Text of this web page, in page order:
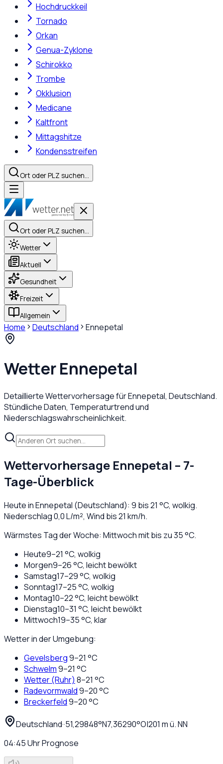
Hochdruckkeil
Tornado
Orkan
Genua-Zyklone
Schirokko
Trombe
Okklusion
Medicane
Kaltfront
Mittagshitze
Kondensstreifen
Ort oder PLZ suchen…
Ort oder PLZ suchen…
Wetter
Aktuell
Gesundheit
Freizeit
Allgemein
Home Deutschland Ennepetal
WetterEnnepetal
Detaillierte Wettervorhersage fürEnnepetal, Deutschland.
Stündliche Daten, Temperaturtrend und
Niederschlagswahrscheinlichkeit.
Wettervorhersage Ennepetal – 7-
Tage-Überblick
Heute inEnnepetal (Deutschland): 9 bis21 °C, wolkig.
Niederschlag0,0L/m², Wind bis21 km/h.
Wärmstes Tag der Woche: Mittwoch mit bis zu 35 °C.
Heute9–21 °C, wolkig
Morgen9–26°C, leicht bewölkt
Samstag17–29°C, wolkig
Sonntag17–25°C, wolkig
Montag10–22°C, leicht bewölkt
Dienstag10–31 °C, leicht bewölkt
Mittwoch19–35°C, klar
Wetter in der Umgebung:
Gevelsberg9–21 °C
Schwelm9–21 °C
Wetter (Ruhr) 8–21 °C
Radevormwald9–20°C
Breckerfeld9–20°C
Deutschland··51,29848°N7,36290°O|201 m ü. NN
04:45UhrPrognose